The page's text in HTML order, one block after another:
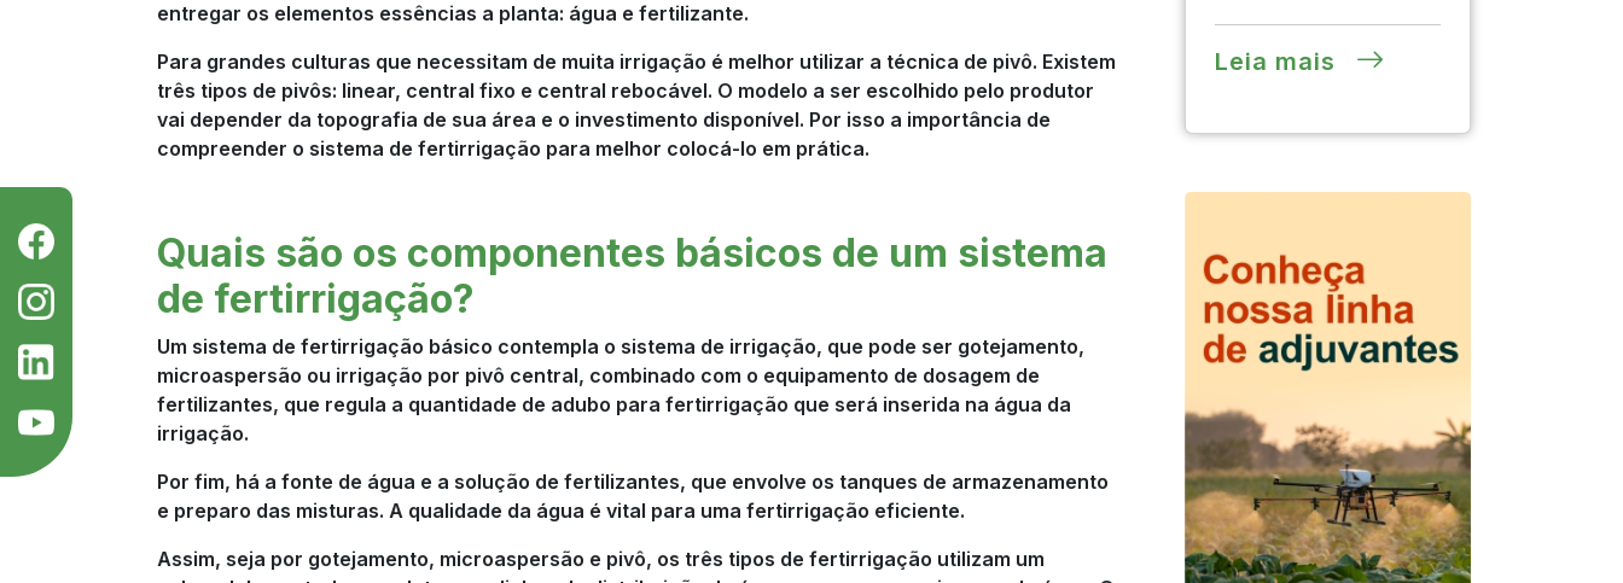
entregar os elementos essências a planta: água e fertilizante.
Para grandes culturas que necessitam de muita irrigação é melhor utilizar a técnica de pivô. Existem
três tipos de pivôs: linear, central fixo e central rebocável. O modelo a ser escolhido pelo produtor
vai depender da topografia de sua área e o investimento disponível. Por isso a importância de
compreender o sistema de fertirrigação para melhor colocá-lo em prática.
Quais são os componentes básicos de um sistema
de fertirrigação?
Um sistema de fertirrigação básico contempla o sistema de irrigação, que pode ser gotejamento,
microaspersão ou irrigação por pivô central, combinado com o equipamento de dosagem de
fertilizantes, que regula a quantidade de adubo para fertirrigação que será inserida na água da
irrigação.
Por fim, há a fonte de água e a solução de fertilizantes, que envolve os tanques de armazenamento
e preparo das misturas. A qualidade da água é vital para uma fertirrigação eficiente.
Assim, seja por gotejamento, microaspersão e pivô, os três tipos de fertirrigação utilizam um
Leia mais